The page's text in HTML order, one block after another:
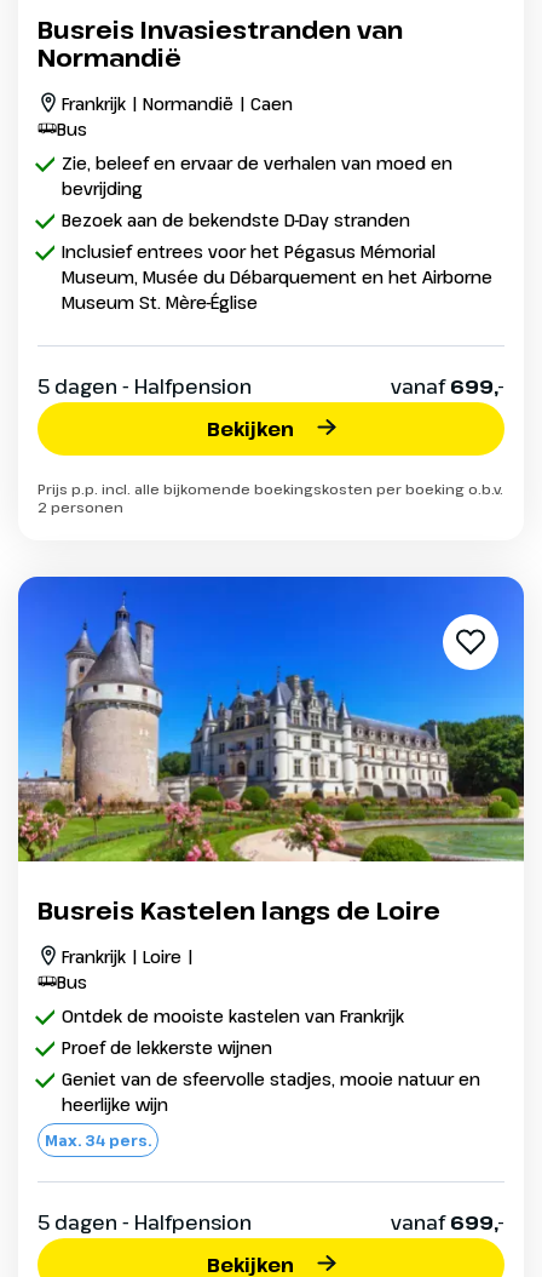
Busreis Invasiestranden van
Normandië
Frankrijk | Normandië | Caen
Bus
Zie, beleef en ervaar de verhalen van moed en
bevrijding
Bezoek aan de bekendste D-Day stranden
Inclusief entrees voor het Pégasus Mémorial
Museum, Musée du Débarquement en het Airborne
Museum St. Mère-Église
5 dagen - Halfpension vanaf699,-
Bekijken
Prijs p.p. incl. alle bijkomende boekingskosten per boeking o.b.v.
2 personen
Busreis Kastelen langs de Loire
Frankrijk | Loire |
Bus
Ontdek de mooiste kastelen van Frankrijk
Proef de lekkerste wijnen
Geniet van de sfeervolle stadjes, mooie natuur en
heerlijke wijn
Max. 34 pers.
5 dagen - Halfpension vanaf699,-
Bekijken